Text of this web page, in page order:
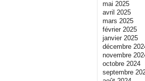
mai 2025
avril 2025
mars 2025
février 2025
janvier 2025
décembre
novembre
octobre 2024
septembre